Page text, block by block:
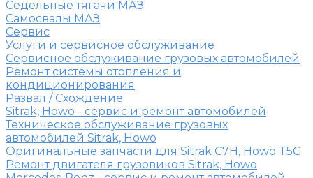
Седельные тягачи МАЗ
Самосвалы МАЗ
Сервис
Услуги и сервисное обслуживание
Сервисное обслуживание грузовых автомобилей
Ремонт системы отопления и
кондиционирования
Развал / Схождение
Sitrak, Howo - сервис и ремонт автомобилей
Техническое обслуживание грузовых
автомобилей Sitrak, Howo
Оригинальные запчасти для Sitrak C7H, Howo T5G
Ремонт двигателя грузовиков Sitrak, Howo